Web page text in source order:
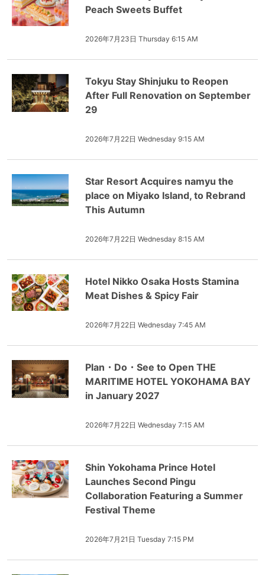
Peach Sweets Buffet
2026年7月23日 Thursday 6:15 AM
Tokyu Stay Shinjuku to Reopen
After Full Renovation on September
29
2026年7月22日 Wednesday 9:15 AM
Star Resort Acquires namyu the
place on Miyako Island, to Rebrand
This Autumn
2026年7月22日 Wednesday 8:15 AM
Hotel Nikko Osaka Hosts Stamina
Meat Dishes & Spicy Fair
2026年7月22日 Wednesday 7:45 AM
Plan・Do・See to Open THE
MARITIME HOTEL YOKOHAMA BAY
in January 2027
2026年7月22日 Wednesday 7:15 AM
Shin Yokohama Prince Hotel
Launches Second Pingu
Collaboration Featuring a Summer
Festival Theme
2026年7月21日 Tuesday 7:15 PM